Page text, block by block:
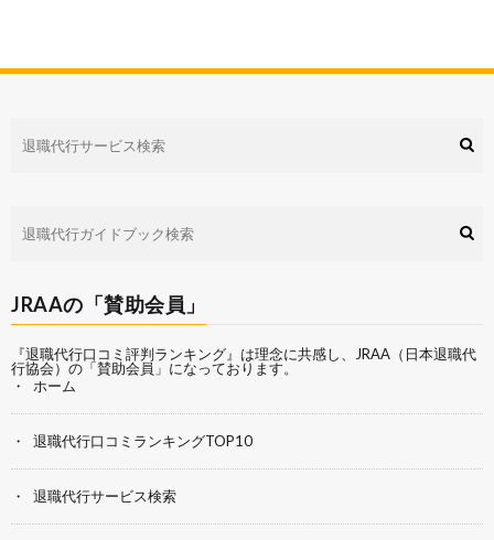
JRAAの「賛助会員」
『退職代行口コミ評判ランキング』は理念に共感し、
JRAA（日本退職代
行協会） の「賛助会員」になっております。
ホーム
退職代行口コミランキングTOP10
退職代行サービス検索